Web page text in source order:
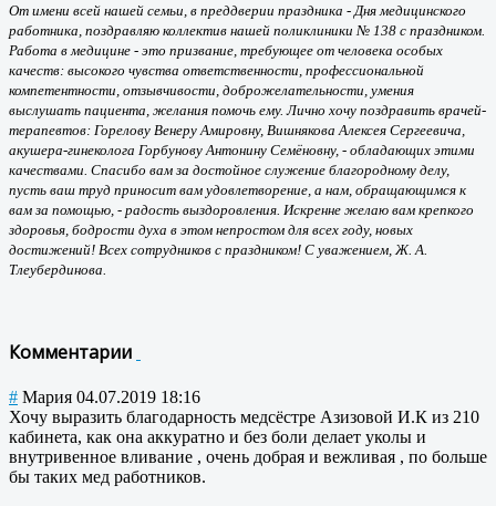
От имени всей нашей семьи, в преддверии праздника - Дня медицинского
работника, поздравляю коллектив нашей поликлиники № 138 с праздником.
Работа в медицине - это призвание, требующее от человека особых
качеств: высокого чувства ответственности, профессиональной
компетентности, отзывчивости, доброжелательности, умения
выслушать пациента, желания помочь ему. Лично хочу поздравить врачей-
терапевтов: Горелову Венеру Амировну, Вишнякова Алексея Сергеевича,
акушера-гинеколога Горбунову Антонину Семёновну, - обладающих этими
качествами. Спасибо вам за достойное служение благородному делу,
пусть ваш труд приносит вам удовлетворение, а нам, обращающимся к
вам за помощью, - радость выздоровления. Искренне желаю вам крепкого
здоровья, бодрости духа в этом непростом для всех году, новых
достижений! Всех сотрудников с праздником! С уважением, Ж. А.
Тлеубердинова.
Комментарии
# Мария 04.07.2019 18:16
Хочу выразить благодарность медсёстре Азизовой И.К из 210
кабинета, как она аккуратно и без боли делает уколы и
внутривенное вливание , очень добрая и вежливая , по больше
бы таких мед работников.